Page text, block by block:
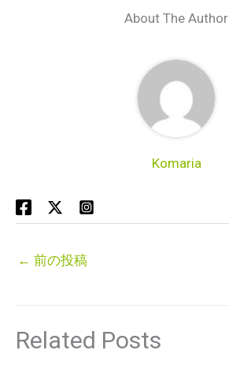
About The Author
Komaria
← 前の投稿
Related Posts